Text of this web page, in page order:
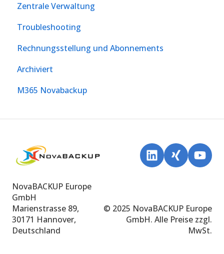
Zentrale Verwaltung
Troubleshooting
Rechnungsstellung und Abonnements
Archiviert
M365 Novabackup
NovaBACKUP Europe
GmbH
Marienstrasse 89,
30171 Hannover,
Deutschland
© 2025 NovaBACKUP Europe
GmbH. Alle Preise zzgl.
MwSt.